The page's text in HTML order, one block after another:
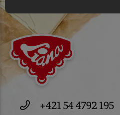
+421 54 4792 195